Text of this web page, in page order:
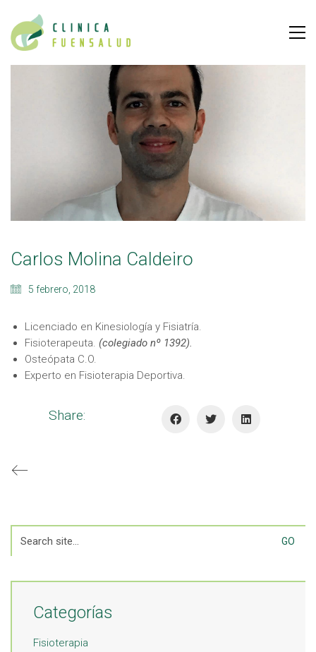
Carlos Molina Caldeiro
5 febrero, 2018
Licenciado en Kinesiología y Fisiatría.
Fisioterapeuta. (colegiado nº 1392).
Osteópata C.O.
Experto en Fisioterapia Deportiva.
Share:
for:
Categorías
Fisioterapia